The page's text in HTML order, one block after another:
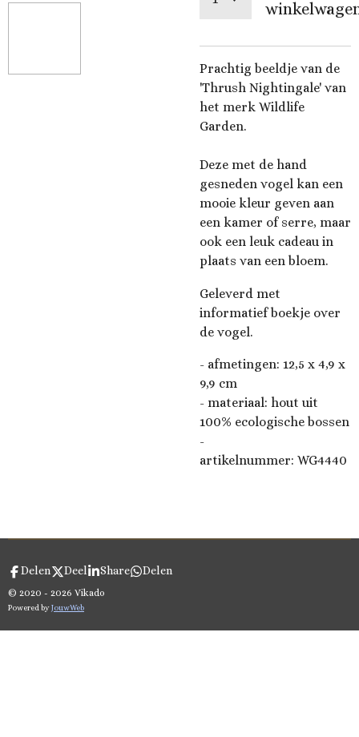
Prachtig beeldje van de
'Thrush Nightingale' van
het merk Wildlife
Garden.
Deze met de hand
gesneden vogel kan een
mooie kleur geven aan
een kamer of serre, maar
ook een leuk cadeau in
plaats van een bloem.
Geleverd met
informatief boekje over
de vogel.
- afmetingen: 12,5 x 4,9 x
9,9 cm
- materiaal: hout uit
100% ecologische bossen
-
artikelnummer: WG4440
Delen Deel Share Delen
© 2020 - 2026 Vikado
Powered byJouwWeb